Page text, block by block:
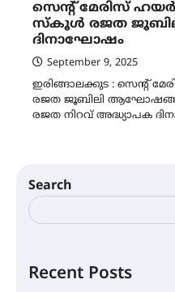
സെന്റ് മേരിസ്
സ്കൂൾ രജത
ദിനാഘോഷം
September 9, 2025
ഇരിങ്ങാലക്കുട : സെന്റ്
രജത ജൂബിലി
രജത നിറവ് അദ്ധ്യാപക
Search
Recent Posts